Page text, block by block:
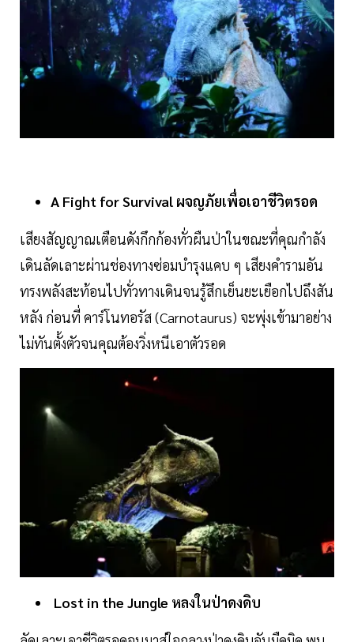
A Fight for Survival ผจญภัยเพื่อเอาชีวิตรอด
เสียงสัญญาณเตือนดังกึกก้องทั่วผืนป่าในขณะที่คุณกำลัง
เดินลัดเลาะผ่านช่องทางซ่อมบำรุงแคบ ๆ เสียงคำรามอัน
ทรงพลังสะท้อนไปทั่วทางเดินจนรู้สึกเย็นยะเยือกไปถึงสัน
หลัง ก่อนที่ คาร์โนทอรัส (Carnotaurus) จะพุ่งเข้ามาอย่าง
ไม่ทันตั้งตัวจนคุณต้องวิ่งหนีเอาตัวรอด
Lost in the Jungle หลงในป่าดงดิบ